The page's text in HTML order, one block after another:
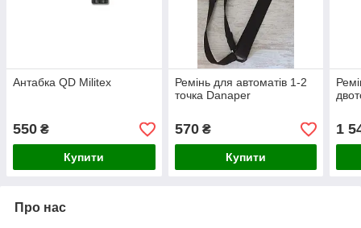
Антабка QD Militex
550 ₴
Купити
Ремінь для автоматів 1-2
точка Danaper
570₴
Купити
1
Про нас